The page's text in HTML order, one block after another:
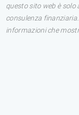
questo sito web è
consulenza
informazioni che